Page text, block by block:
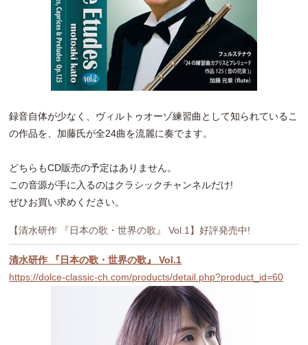
録音自体が少なく、ヴィルトゥオーゾ練習曲として知られているこ
の作品を、加藤氏が全24曲を流麗に奏でます。
どちらもCD販売の予定はありません。
この音源が手に入るのはクラシックチャンネルだけ!
ぜひお買い求めください。
【清水研作 『日本の歌・世界の歌』 Vol.1】好評発売中!
清水研作 『日本の歌・世界の歌』 Vol.1
https://dolce-classic-ch.com/products/detail.php?product_id=60